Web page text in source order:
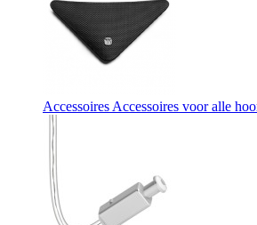
AccessoiresAccessoires voor alle